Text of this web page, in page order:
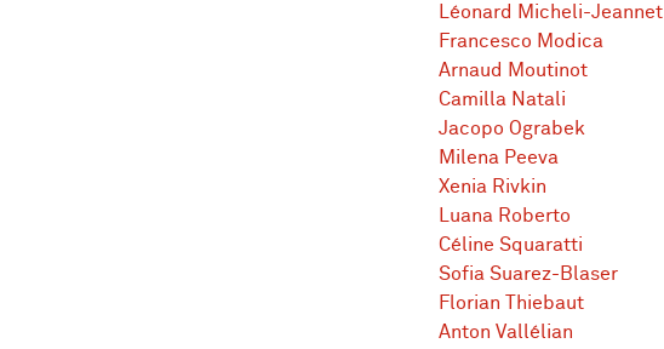
Léonard Micheli-Jeannet
Francesco Modica
Arnaud Moutinot
Camilla Natali
Jacopo Ograbek
Milena Peeva
Xenia Rivkin
Luana Roberto
Céline Squaratti
Sofia Suarez-Blaser
Florian Thiebaut
Anton Vallélian